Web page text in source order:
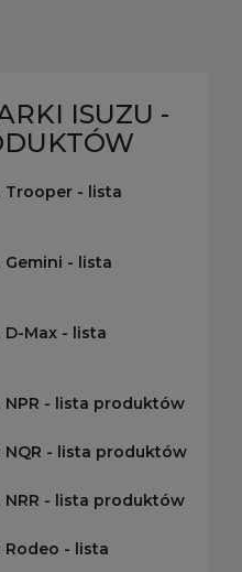
ISUZU -
Trooper - lista
- lista
Max - lista
NPR - lista produktów
NQR - lista produktów
- lista produktów
Rodeo - lista